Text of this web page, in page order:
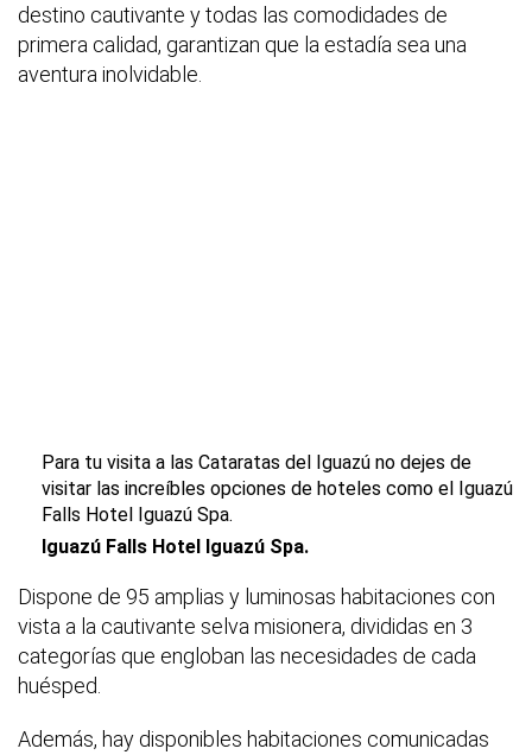
destino cautivante y todas las comodidades de
primera calidad, garantizan que la estadía sea una
aventura inolvidable.
Para tu visita a las Cataratas del Iguazú no dejes de
visitar las increíbles opciones de hoteles como el Iguazú
Falls Hotel Iguazú Spa.
Iguazú Falls Hotel Iguazú Spa.
Dispone de 95 amplias y luminosas habitaciones con
vista a la cautivante selva misionera, divididas en 3
categorías que engloban las necesidades de cada
huésped.
Además, hay disponibles habitaciones comunicadas